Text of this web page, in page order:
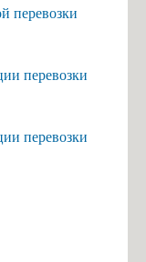
перевозки
перевозки
перевозки